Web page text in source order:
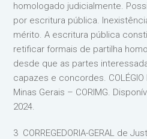
homologado judicialmente.
por escritura pública.
mérito. A escritura pública
retificar formais de partilha
desde que as partes
capazes e concordes.
Minas Gerais – CORIMG.
2024.
3 CORREGEDORIA-GERAL de